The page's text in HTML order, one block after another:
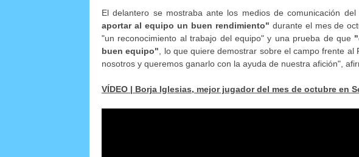
El delantero se mostraba ante los medios de comunicación del
aportar al equipo un buen rendimiento" durante el mes de
"un reconocimiento al trabajo del equipo" y una prueba de que
buen equipo" , lo que quiere demostrar sobre el campo frente
nosotros y queremos ganarlo con la ayuda de nuestra afición",
VÍDEO | Borja Iglesias, mejor jugador del mes de octubre en